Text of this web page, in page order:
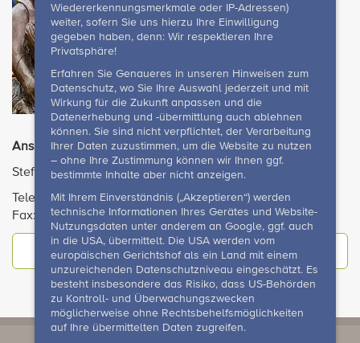
Ansprechpartnerin Ausbildung
Stefanie Lippold-Görner
Telefon +49 36628 98-176
Fax: +49 36628 98-100
Mail schreiben
Wiedererkennungsmerkmale oder IP-Adressen)
weiter, sofern Sie uns hierzu Ihre Einwilligung
gegeben haben, denn: Wir respektieren Ihre
Privatsphäre!
Erfahren Sie Genaueres in unseren Hinweisen zum
Datenschutz, wo Sie Ihre Auswahl jederzeit und mit
Wirkung für die Zukunft anpassen und die
Datenerhebung und -übermittlung auch ablehnen
können. Sie sind nicht verpflichtet, der Verarbeitung
Ihrer Daten zuzustimmen, um die Website zu nutzen
– ohne Ihre Zustimmung können wir Ihnen ggf.
bestimmte Inhalte aber nicht anzeigen.
Mit Ihrem Einverständnis („Akzeptieren“) werden
technische Informationen Ihres Gerätes und Website-
Nutzungsdaten unter anderem an Google, ggf. auch
in die USA, übermittelt. Die USA werden vom
europäischen Gerichtshof als ein Land mit einem
unzureichenden Datenschutzniveau eingeschätzt. Es
besteht insbesondere das Risiko, dass US-Behörden
zu Kontroll- und Überwachungszwecken
möglicherweise ohne Rechtsbehelfsmöglichkeiten
auf Ihre übermittelten Daten zugreifen.